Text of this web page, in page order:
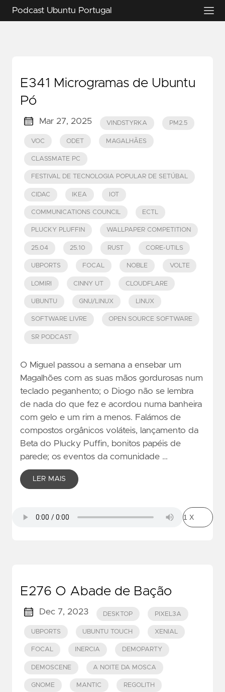
Podcast Ubuntu Portugal
E341 Microgramas de Ubuntu
Pó
Mar 27, 2025 VINDSTYRKA PM2.5
VOC ODET MAGALHÃES
CLASSMATE PC
FESTIVAL DE TECNOLOGIA POPULAR DE SETÚBAL
CIDAC IKEA IOT
COMMUNICATIONS COUNCIL ECTL
PLUCKY PLUFFIN WALLPAPER COMPETITION
25.04 25.10 RUST CORE-UTILS
UBPORTS FOCAL NOBLE VOLTE
LOMIRI CINNY UT CLOUDFLARE
UBUNTU GNU/LINUX LINUX
SOFTWARE LIVRE OPEN SOURCE SOFTWARE
SR PODCAST
O Miguel passou a semana a ensebar um
Magalhões com as suas mãos gordurosas num
teclado peganhento; o Diogo não se lembra
de nada do que fez e acordou numa banheira
com gelo e um rim a menos. Falámos de
compostos orgânicos voláteis, lançamento da
Beta do Plucky Puffin, bonitos papéis de
parede; os eventos da comunidade …
LER MAIS
E276 O Abade de Bação
Dec 7, 2023 DESKTOP PIXEL3A
UBPORTS UBUNTU TOUCH XENIAL
FOCAL INERCIA DEMOPARTY
DEMOSCENE A NOITE DA MOSCA
GNOME MANTIC REGOLITH